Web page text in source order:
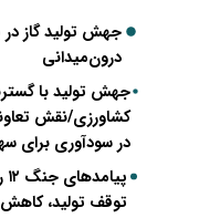
جهش تولید گاز
درون‌میدانی
جهش تولید با
کشاورزی/نقش
در سودآوری برای
توقف تولید،